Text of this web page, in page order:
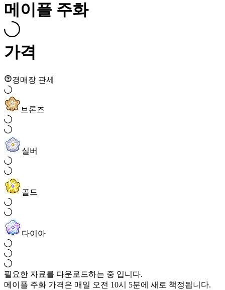
메이플 주화
가격
경매장 관세
브론즈
실버
골드
다이아
필요한 자료를 다운로드하는 중 입니다.
메이플 주화 가격은 매일 오전 10시 5분에 새로 책정됩니다.